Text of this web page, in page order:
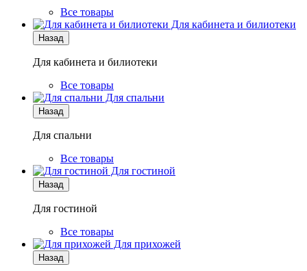
Все товары
Для кабинета и билиотеки
Назад
Для кабинета и билиотеки
Все товары
Для спальни
Назад
Для спальни
Все товары
Для гостиной
Назад
Для гостиной
Все товары
Для прихожей
Назад